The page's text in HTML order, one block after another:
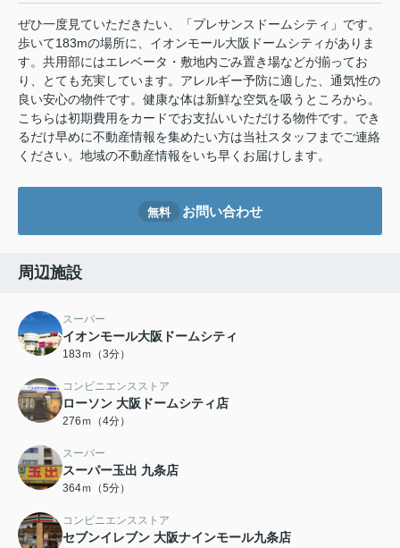
ぜひ一度見ていただきたい、「プレサンスドームシティ」です。
歩いて183mの場所に、イオンモール大阪ドームシティがありま
す。共用部にはエレベータ・敷地内ごみ置き場などが揃ってお
り、とても充実しています。アレルギー予防に適した、通気性の
良い安心の物件です。健康な体は新鮮な空気を吸うところから。
こちらは初期費用をカードでお支払いいただける物件です。でき
るだけ早めに不動産情報を集めたい方は当社スタッフまでご連絡
ください。地域の不動産情報をいち早くお届けします。
無料 お問い合わせ
周辺施設
スーパー
イオンモール大阪ドームシティ
183ｍ（3分）
コンビニエンスストア
ローソン 大阪ドームシティ店
276ｍ（4分）
スーパー
スーパー玉出 九条店
364ｍ（5分）
コンビニエンスストア
セブンイレブン 大阪ナインモール九条店